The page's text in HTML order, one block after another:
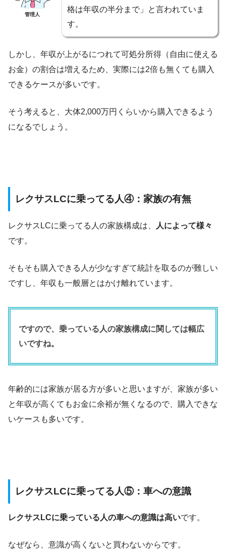
管理人
格は年収の半分まで」と言われていま
す。
しかし、年収が上がるにつれて可処分所得（自由に使える
お金）の割合は増えるため、実際には2倍も無くても購入
できるケースが多いです。
そう考えると、大体2,000万円くらいから購入できるよう
になるでしょう。
レクサスLCに乗ってる人④：家族の有無
レクサスLCに乗ってる人の家族構成は、
人によって様々
です。
そもそも購入できる人が少なすぎて統計を取るのが難しい
ですし、年収も一般層とはかけ離れています。
ですので、乗っている人の家族構成に関しては幅広
いですね。
年齢的には家族が居る方が多いと思いますが、家族が多い
と年収が高くてもお金に余裕が無くなるので、購入できな
いケースも多いです。
レクサスLCに乗ってる人⑤：車への意識
レクサスLCに乗っている人の車への意識は高いです。
なぜなら、意識が高くないと買わないからです。